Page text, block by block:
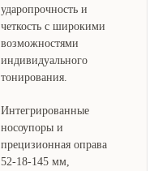
ударопрочность и
четкость с широкими
возможностями
индивидуального
тонирования.
Интегрированные
носоупоры и
прецизионная оправа
52-18-145 мм,